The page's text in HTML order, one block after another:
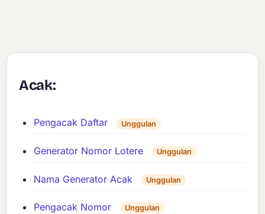
Acak:
Pengacak Daftar Unggulan
Generator Nomor Lotere Unggulan
Nama Generator Acak Unggulan
Pengacak Nomor Unggulan